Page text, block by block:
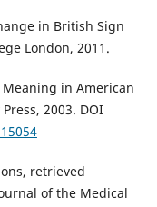
in British Sign
London, 2011.
Meaning in American
2003. DOI
retrieved
of the Medical